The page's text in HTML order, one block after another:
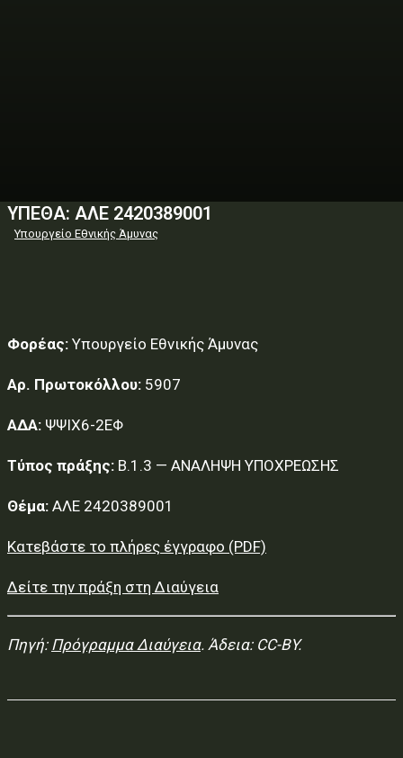
ΥΠΕΘΑ: ΑΛΕ 2420389001
Υπουργείο Εθνικής Άμυνας
Φορέας: Υπουργείο Εθνικής Άμυνας
Αρ. Πρωτοκόλλου: 5907
ΑΔΑ: ΨΨΙΧ6-2ΕΦ
Τύπος πράξης: Β.1.3 — ΑΝΑΛΗΨΗ ΥΠΟΧΡΕΩΣΗΣ
Θέμα: ΑΛΕ 2420389001
Κατεβάστε το πλήρες έγγραφο (PDF)
Δείτε την πράξη στη Διαύγεια
Πηγή: Πρόγραμμα Διαύγεια. Άδεια: CC-BY.